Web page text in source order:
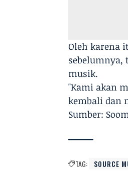
Oleh karena
sebelumnya,
musik.
"Kami akan
kembali dan
Sumber:
TAG: SOURCE